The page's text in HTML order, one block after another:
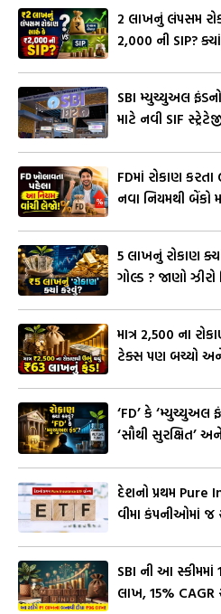
ઓછામાં ઓછા 100
કરી શકો છો અને મહત્તમ
નથી.
₹2 લાખનું લંપસમ
₹2,000 ની SIP?
SBI મ્યુચ્યુઅલ
માટે નવી SIF
FDમાં રોકાણ
નવા નિયમથી બેંકો
₹5 લાખનું રોકાણ
ગોલ્ડ ? જાણો
માત્ર ₹2,500 ના
ટેક્સ પણ બચ્યો
‘FD’ કે ‘મ્યુચ્યુઅલ
‘સૌથી સુરક્ષિત’
દેશનો પ્રથમ Pure
વીમા કંપનીઓમાં
SBI ની આ સ્કીમમાં
લાખ, 15% CAGR